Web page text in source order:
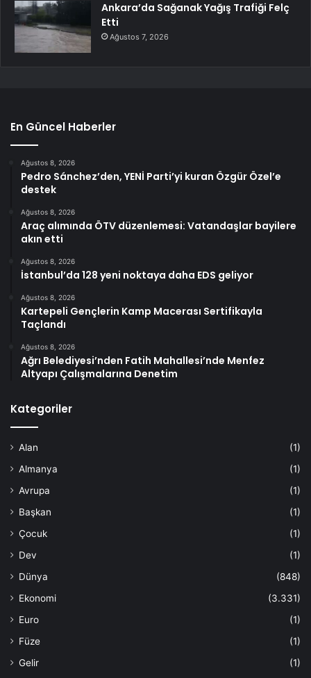
Ankara’da Sağanak Yağış Trafiği Felç
Etti
Ağustos 7, 2026
En Güncel Haberler
Ağustos 8, 2026
Pedro Sánchez’den, YENİ Parti’yi kuran Özgür Özel’e
destek
Ağustos 8, 2026
Araç alımında ÖTV düzenlemesi: Vatandaşlar bayilere
akın etti
Ağustos 8, 2026
İstanbul’da 128 yeni noktaya daha EDS geliyor
Ağustos 8, 2026
Kartepeli Gençlerin Kamp Macerası Sertifikayla
Taçlandı
Ağustos 8, 2026
Ağrı Belediyesi’nden Fatih Mahallesi’nde Menfez
Altyapı Çalışmalarına Denetim
Kategoriler
Alan
(1)
Almanya
(1)
Avrupa
(1)
Başkan
(1)
Çocuk
(1)
Dev
(1)
Dünya
(848)
Ekonomi
(3.331)
Euro
(1)
Füze
(1)
Gelir
(1)